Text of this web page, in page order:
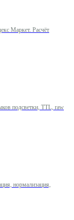
Маркет. Расчёт
подсветки, TTL, raw
нормализация,